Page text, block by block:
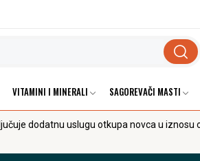
VITAMINI I MINERALI SAGOREVAČI MASTI
dodatnu uslugu otkupa novca u iznosu